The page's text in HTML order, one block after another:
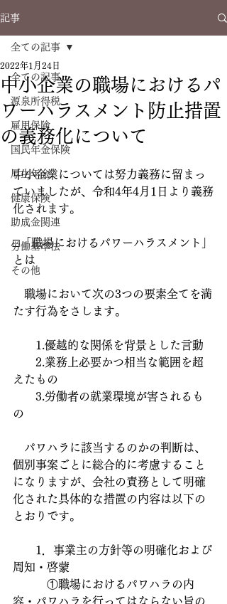
記事
全ての記事
源泉所得税
雇用保険
国民年金保険
厚生年金
健康保険
助成金関連
労働基準法
その他
全ての記事
中小企業の職場におけるパ
ワーハラスメント防止措置
の義務化について
2022年1月24日
中小企業については努力義務に留まっ
ていましたが、令和4年4月1日より義務
化されます。
□「職場におけるパワーハラスメント」
とは
職場において次の3つの要素全てを満
たす行為をさします。
1.優越的な関係を背景とした言動
2.業務上必要かつ相当な範囲を超
えたもの
3.労働者の就業環境が害されるも
の
パワハラに該当するのかの判断は、
個別事案ごとに総合的に考慮すること
になりますが、会社の責務として明確
化された具体的な措置の内容は以下の
とおりです。
1．事業主の方針等の明確化および
周知・啓蒙
①職場におけるパワハラの内
容・パワハラを行ってはならない旨の